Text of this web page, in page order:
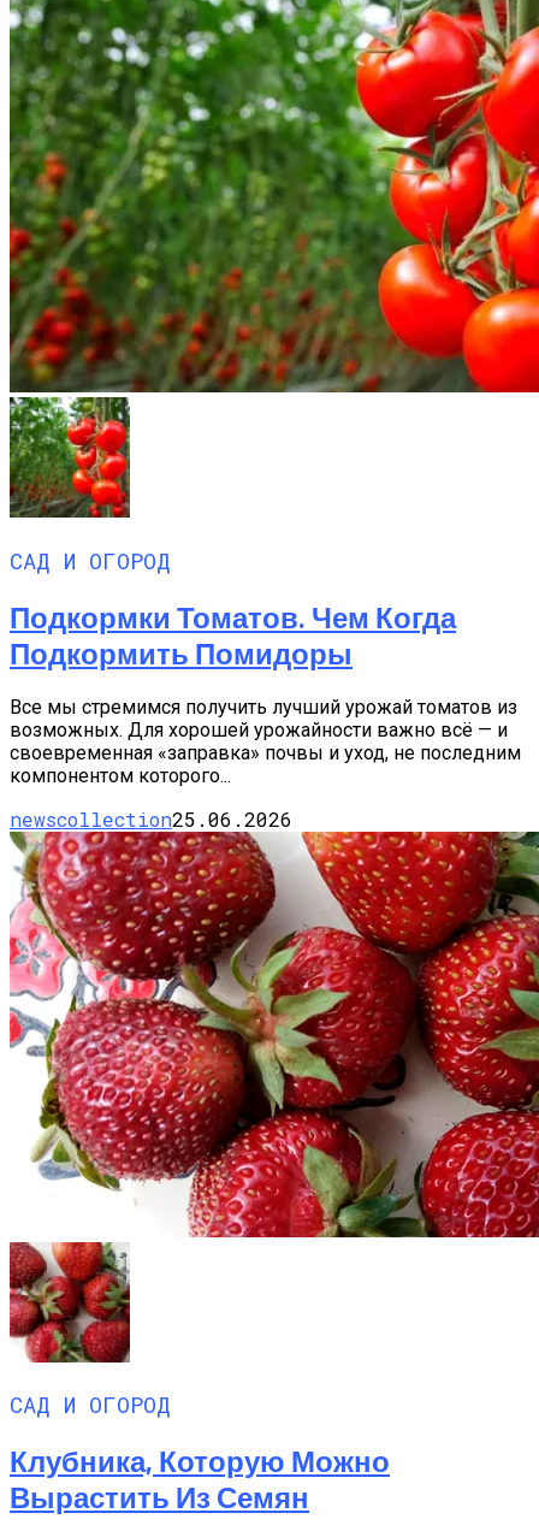
САД И ОГОРОД
Подкормки Томатов. Чем Когда
Подкормить Помидоры
Все мы стремимся получить лучший урожай томатов из
возможных. Для хорошей урожайности важно всё — и
своевременная «заправка» почвы и уход, не последним
компонентом которого...
newscollection25.06.2026
САД И ОГОРОД
Клубника, Которую Можно
Вырастить Из Семян